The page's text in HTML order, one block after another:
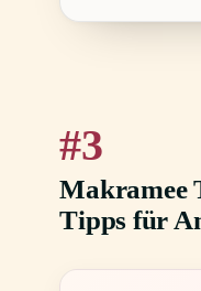
3
Makramee
Tipps für